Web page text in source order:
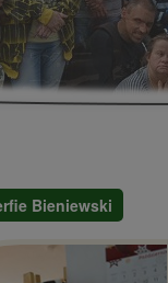
Bieniewski